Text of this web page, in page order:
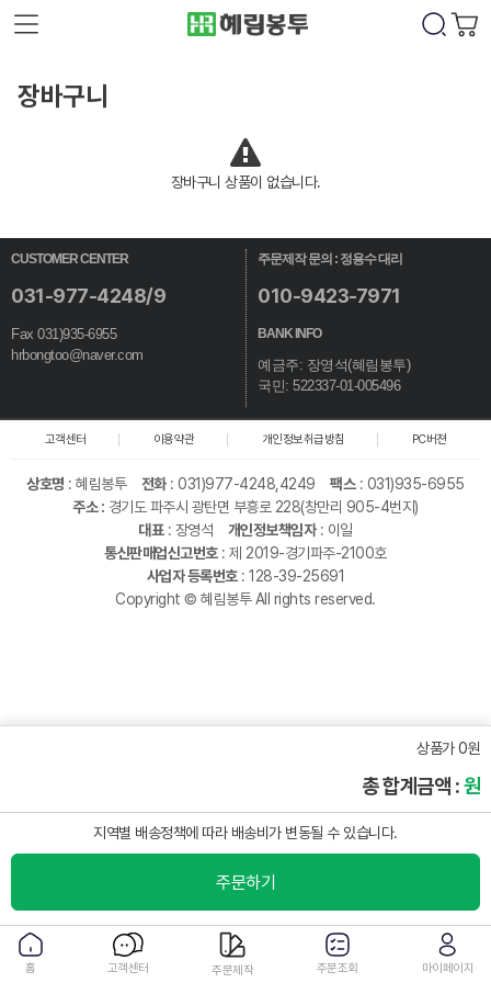
장바구니
장바구니 상품이 없습니다.
상품가 0원
총 합계금액 :원
지역별 배송정책에 따라 배송비가 변동될 수 있습니다.
주문하기
CUSTOMER CENTER
031-977-4248/9
Fax 031)935-6955
hrbongtoo@naver.com
주문제작 문의 : 정용수 대리
010-9423-7971
BANK INFO
예금주: 장영석(혜림봉투)
국민: 522337-01-005496
고객센터 이용약관 개인정보취급방침 PC버젼
상호명 :혜림봉투 전화: 031)977-4248,4249 팩스: 031)935-6955
주소 : 경기도 파주시 광탄면 부흥로 228(창만리 905-4번지)
대표: 장영석 개인정보책임자: 이일
통신판매업신고번호: 제 2019-경기파주-2100호
사업자 등록번호: 128-39-25691
Copyright © 혜림봉투 All rights reserved.
홈 고객센터 주문제작 주문조회 마이페이지